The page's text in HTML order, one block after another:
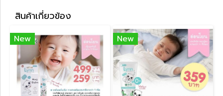
สินค้าเกี่ยวข้อง
New New